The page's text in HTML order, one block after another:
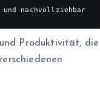
nachvollziehbar
Produktivität, die